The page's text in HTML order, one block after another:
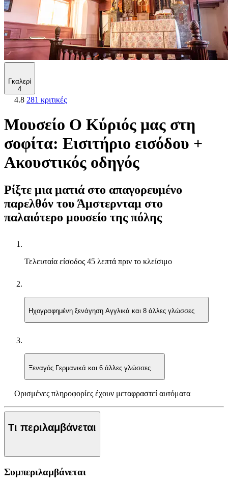
Γκαλερί
4
4.8 281 κριτικές
Μουσείο Ο Κύριός μας στη
σοφίτα: Εισιτήριο εισόδου +
Ακουστικός οδηγός
Ρίξτε μια ματιά στο απαγορευμένο
παρελθόν του Άμστερνταμ στο
παλαιότερο μουσείο της πόλης
Τελευταία είσοδος 45 λεπτά πριν το κλείσιμο
Ηχογραφημένη ξενάγηση Αγγλικά και 8 άλλες γλώσσες
Ξεναγός Γερμανικά και 6 άλλες γλώσσες
Ορισμένες πληροφορίες έχουν μεταφραστεί αυτόματα
Τι περιλαμβάνεται
Συμπεριλαμβάνεται